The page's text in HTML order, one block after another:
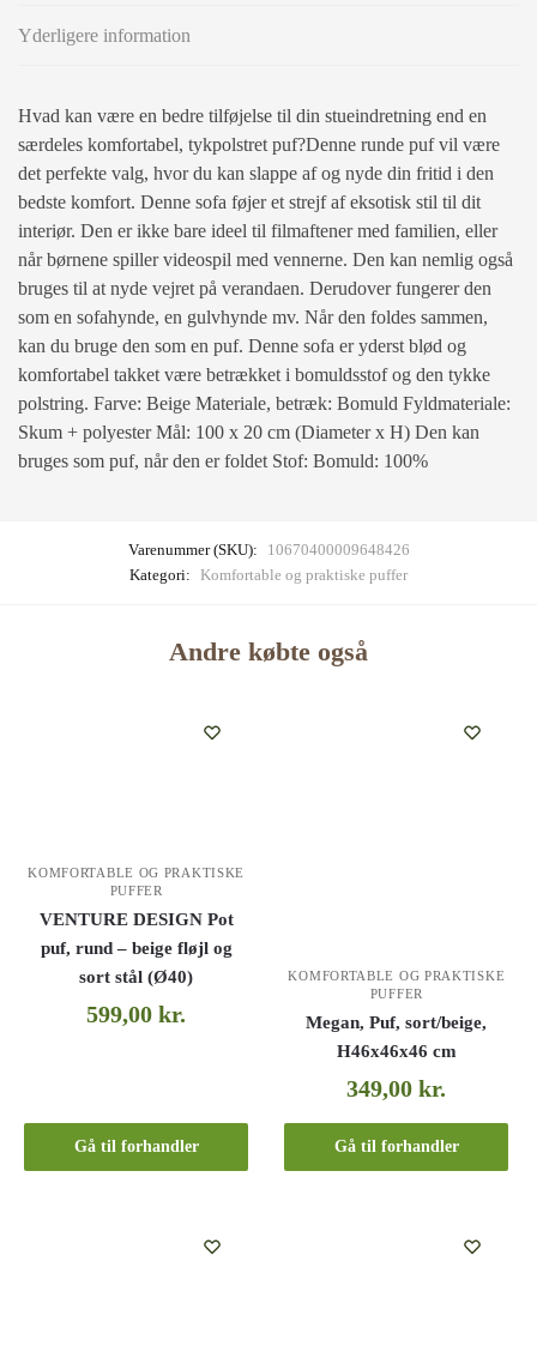
Yderligere information
Hvad kan være en bedre tilføjelse til din stueindretning end en
særdeles komfortabel, tykpolstret puf?Denne runde puf vil være
det perfekte valg, hvor du kan slappe af og nyde din fritid i den
bedste komfort. Denne sofa føjer et strejf af eksotisk stil til dit
interiør. Den er ikke bare ideel til filmaftener med familien, eller
når børnene spiller videospil med vennerne. Den kan nemlig også
bruges til at nyde vejret på verandaen. Derudover fungerer den
som en sofahynde, en gulvhynde mv. Når den foldes sammen,
kan du bruge den som en puf. Denne sofa er yderst blød og
komfortabel takket være betrækket i bomuldsstof og den tykke
polstring. Farve: Beige Materiale, betræk: Bomuld Fyldmateriale:
Skum + polyester Mål: 100 x 20 cm (Diameter x H) Den kan
bruges som puf, når den er foldet Stof: Bomuld: 100%
Varenummer (SKU):
10670400009648426
Kategori: Komfortable og praktiske puffer
Andre købte også
KOMFORTABLE OG PRAKTISKE
PUFFER
VENTURE DESIGN Pot
puf, rund – beige fløjl og
sort stål (Ø40)
599,00kr.
Gå til forhandler
KOMFORTABLE OG PRAKTISKE
PUFFER
Megan, Puf, sort/beige,
H46x46x46 cm
349,00kr.
Gå til forhandler